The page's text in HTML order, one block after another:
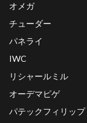
オメガ
チューダー
パネライ
IWC
リシャールミル
オーデマピゲ
パテックフィリップ